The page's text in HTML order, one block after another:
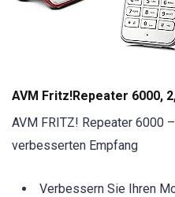
AVM Fritz!Repeater 6000,
AVM FRITZ! Repeater 6000
verbesserten Empfang
Verbessern Sie Ihren